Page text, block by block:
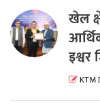
खेल
इश्वर
KTM